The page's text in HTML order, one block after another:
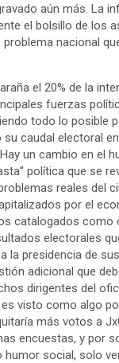
aún más. La
el bolsillo de los
problema nacional
el 20% de la
fuerzas
todo lo posible
su caudal electoral
un cambio en el
política que se
reales del
por el
catalogados como
electorales
la presidencia de
adicional que
dirigentes del
visto como algo
más votos a
encuestas, y por
humor social, solo